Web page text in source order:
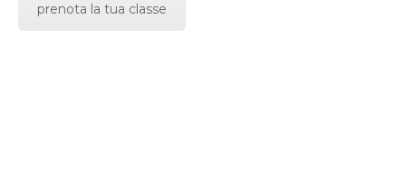
prenota la tua classe